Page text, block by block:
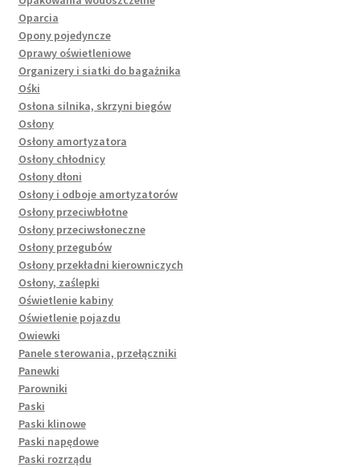
Oparcia
Opony pojedyncze
Oprawy oświetleniowe
Organizery i siatki do bagażnika
Ośki
Osłona silnika, skrzyni biegów
Osłony
Osłony amortyzatora
Osłony chłodnicy
Osłony dłoni
Osłony i odboje amortyzatorów
Osłony przeciwbłotne
Osłony przeciwsłoneczne
Osłony przegubów
Osłony przekładni kierowniczych
Osłony, zaślepki
Oświetlenie kabiny
Oświetlenie pojazdu
Owiewki
Panele sterowania, przełączniki
Panewki
Parowniki
Paski
Paski klinowe
Paski napędowe
Paski rozrządu